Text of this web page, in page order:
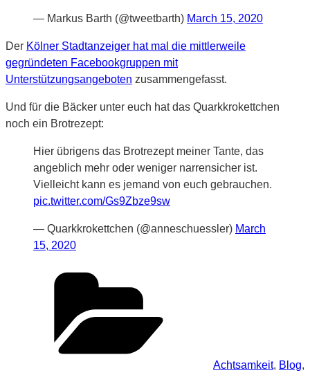
— Markus Barth (@tweetbarth) March 15, 2020
Der Kölner Stadtanzeiger hat mal die mittlerweile
gegründeten Facebookgruppen mit
Unterstützungsangeboten zusammengefasst.
Und für die Bäcker unter euch hat das Quarkkrokettchen
noch ein Brotrezept:
Hier übrigens das Brotrezept meiner Tante, das
angeblich mehr oder weniger narrensicher ist.
Vielleicht kann es jemand von euch gebrauchen.
pic.twitter.com/Gs9Zbze9sw
— Quarkkrokettchen (@anneschuessler) March
15, 2020
Achtsamkeit, Blog,